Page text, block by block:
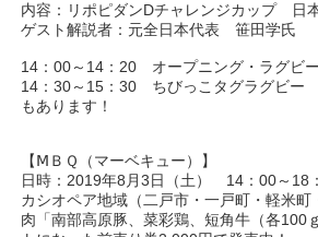
内容：リポピダンDチャレンジカップ 日
ゲスト解説者：元全日本代表 笹田学氏
14：00～14：20 オープニング・ラグビ
14：30～15：30 ちびっこタグラグビー
もあります！
【ⅯＢＱ（マーベキュー）】
日時：2019年8月3日（土） 14：00～18
カシオペア地域（二戸市・一戸町・軽米町
肉「南部高原豚、菜彩鶏、短角牛（各100